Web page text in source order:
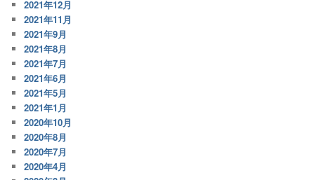
2021年12月
2021年11月
2021年9月
2021年8月
2021年7月
2021年6月
2021年5月
2021年1月
2020年10月
2020年8月
2020年7月
2020年4月